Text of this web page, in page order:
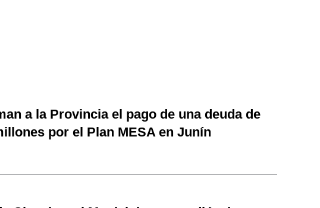
a la Provincia el pago de una deuda de
por el Plan MESA en Junín